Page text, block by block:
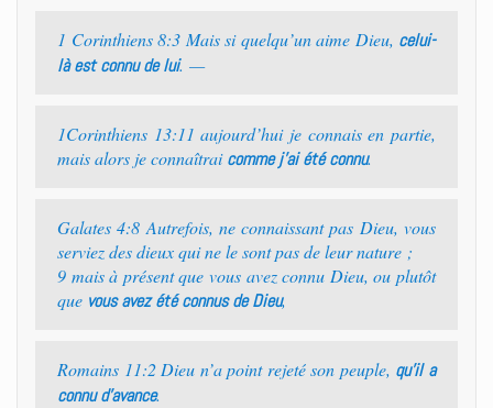
1 Corinthiens 8:3 Mais si quelqu’un aime Dieu, celui-
là est connu de lui. —
1Corinthiens 13:11 aujourd’hui je connais en partie,
mais alors je connaîtraicomme j’ai été connu.
Galates 4:8 Autrefois, ne connaissant pas Dieu, vous
serviez des dieux qui ne le sont pas de leur nature ;
9 mais à présent que vous avez connu Dieu, ou plutôt
que vous avez été connus de Dieu,
Romains 11:2 Dieu n’a point rejeté son peuple, qu’il a
connu d’avance.